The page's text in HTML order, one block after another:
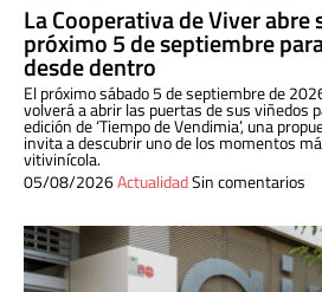
La Cooperativa de Viver abre
próximo 5 de septiembre
desde dentro
El próximo sábado 5 de septiembre de
volverá a abrir las puertas de sus viñedos
edición de ‘Tiempo de Vendimia’, una
invita a descubrir uno de los momentos
vitivinícola.
05/08/2026ActualidadSin comentarios